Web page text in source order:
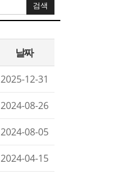
검색
날짜
2025-12-31
2024-08-26
2024-08-05
2024-04-15